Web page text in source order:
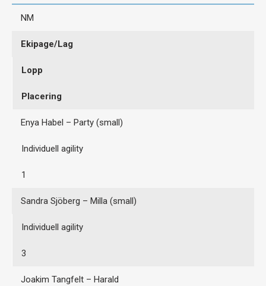
NM
Ekipage/Lag
Lopp
Placering
Enya Habel – Party (small)
Individuell agility
1
Sandra Sjöberg – Milla (small)
Individuell agility
3
Joakim Tangfelt – Harald